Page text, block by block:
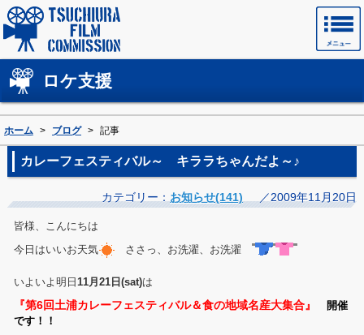
土浦フィルムコミッションホームページ
ロケ支援
ホーム > ブログ > 記事
カレーフェスティバル～ キララちゃんだよ～♪
カテゴリー： お知らせ(141) ／2009年11月20日
皆様、こんにちは
今日はいいお天気
ささっ、お洗濯、お洗濯
いよいよ明日 11月21日(sat)は
『第6回土浦カレーフェスティバル＆食の地域名産大集合』
開催
です！！